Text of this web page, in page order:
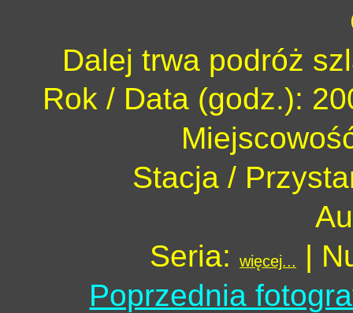
Dalej trwa podróż
Rok / Data (godz.):
Stacja /
Seria:
więcej...
|
Poprzednia